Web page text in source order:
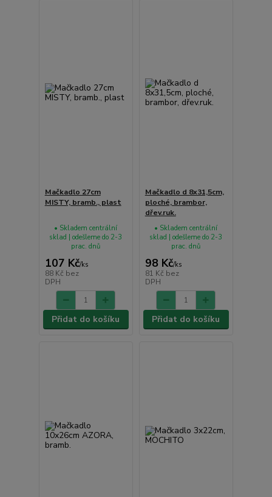
Mačkadlo 27cm
MISTY, bramb., plast
107 Kč/ks
88 Kč bez
DPH
• Skladem centrální
sklad | odešleme do 2-3
prac. dnů
Přidat do košíku
Mačkadlo d 8x31,5cm,
ploché, brambor,
dřev.ruk.
98 Kč/ks
81 Kč bez
DPH
• Skladem centrální
sklad | odešleme do 2-3
prac. dnů
Přidat do košíku